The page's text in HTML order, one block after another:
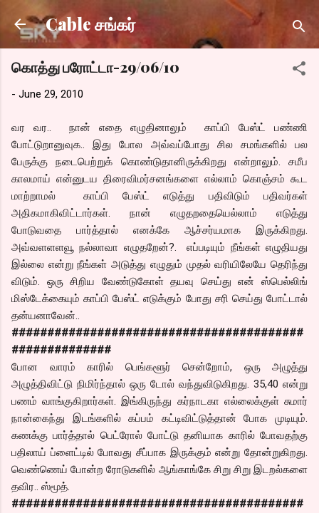
Skip to main content
Cable சங்கர்
கொத்து பரோட்டா-29/06/10
- June 29, 2010
வர வர.. நான் எதை எழுதினாலும் காப்பி பேஸ்ட் பண்ணி
போட்டுறானுவுக.. இது போல அவ்வப்போது சில சமங்களில் பல
பேருக்கு நடைபெற்றுக் கொண்டுதானிருக்கிறது என்றாலும். சமீப
காலமாய் என்னுடய திரைவிமர்சனங்களை எல்லாம் கொஞ்சம் கூட
மாற்றாமல் காப்பி பேஸ்ட் எடுத்து பதிவிடும் பதிவர்கள்
அதிகமாகிவிட்டார்கள். நான் எழுதறதையெல்லாம் எடுத்து
போடுவதை பார்த்தால் எனக்கே ஆச்சர்யமாக இருக்கிறது.
அவ்வளளளவூ நல்லாவா எழுதறேன்?. எப்படியும் நீங்கள் எழுதியது
இல்லை என்று நீங்கள் அடுத்து எழுதும் முதல் வரியிலேயே தெரிந்து
விடும். ஒரு சிறிய வேண்டுகோள் தயவு செய்து என் ஸ்பெல்லிங்
மிஸ்டேக்கையும் காப்பி பேஸ்ட் எடுக்கும் போது சரி செய்து போட்டால்
தன்யனாவேன்..
#########################################
##############
போன வாரம் காரில் பெங்களூர் சென்றோம், ஒரு அழுத்து
அழுத்திவிட்டு நிமிர்ந்தால் ஒரு டோல் வந்துவிடுகிறது. 35,40 என்று
பணம் வாங்குகிறார்கள். இங்கிருந்து கர்நாடகா எல்லைக்குள் சுமார்
நான்கைந்து இடங்களில் கப்பம் கட்டிவிட்டுத்தான் போக முடியும்.
கணக்கு பார்த்தால் பெட்ரோல் போட்டு தனியாக காரில் போவதற்கு
பதிலாய் ப்ளைட்டில் போவது சீப்பாக இருக்கும் என்று தோன்றுகிறது.
வெண்ணெய் போன்ற ரோடுகளில் ஆங்காங்கே சிறு சிறு இடறல்களை
தவிர.. ஸ்மூத்.
#########################################